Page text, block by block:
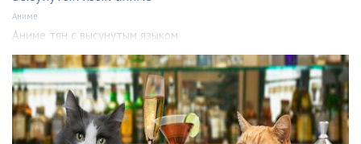
Аниме
Аниме тян с высунутым языком